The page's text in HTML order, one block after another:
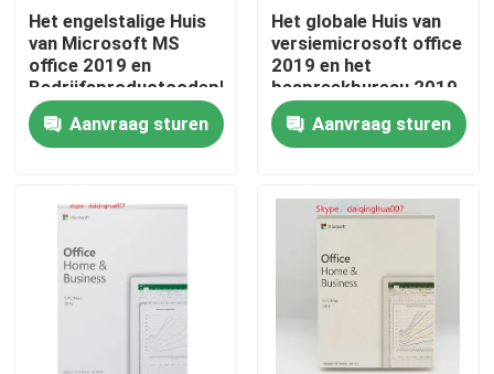
Fabrieksreis
Kwaliteitscontrole
Contacteer ons
Nieuws
Gevallen
De Sleutel van de softwarevergunning
Het engelstalige Huis
van Microsoft MS
office 2019 en
Bedrijfsproductcodepkc
Versie
Aanvraag sturen
Het globale Huis van
versiemicrosoft office
2019 en het
bespreekbureau 2019
HB MAC van Bedrijfs
van PC
Kleinhandelsbureau
Aanvraag sturen